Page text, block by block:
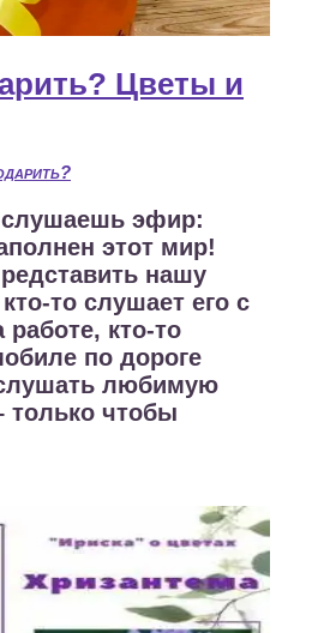
Цветы и
эфир:
этот мир!
нашу
то слушает его с
работе, кто-то
по дороге
любимую
только чтобы